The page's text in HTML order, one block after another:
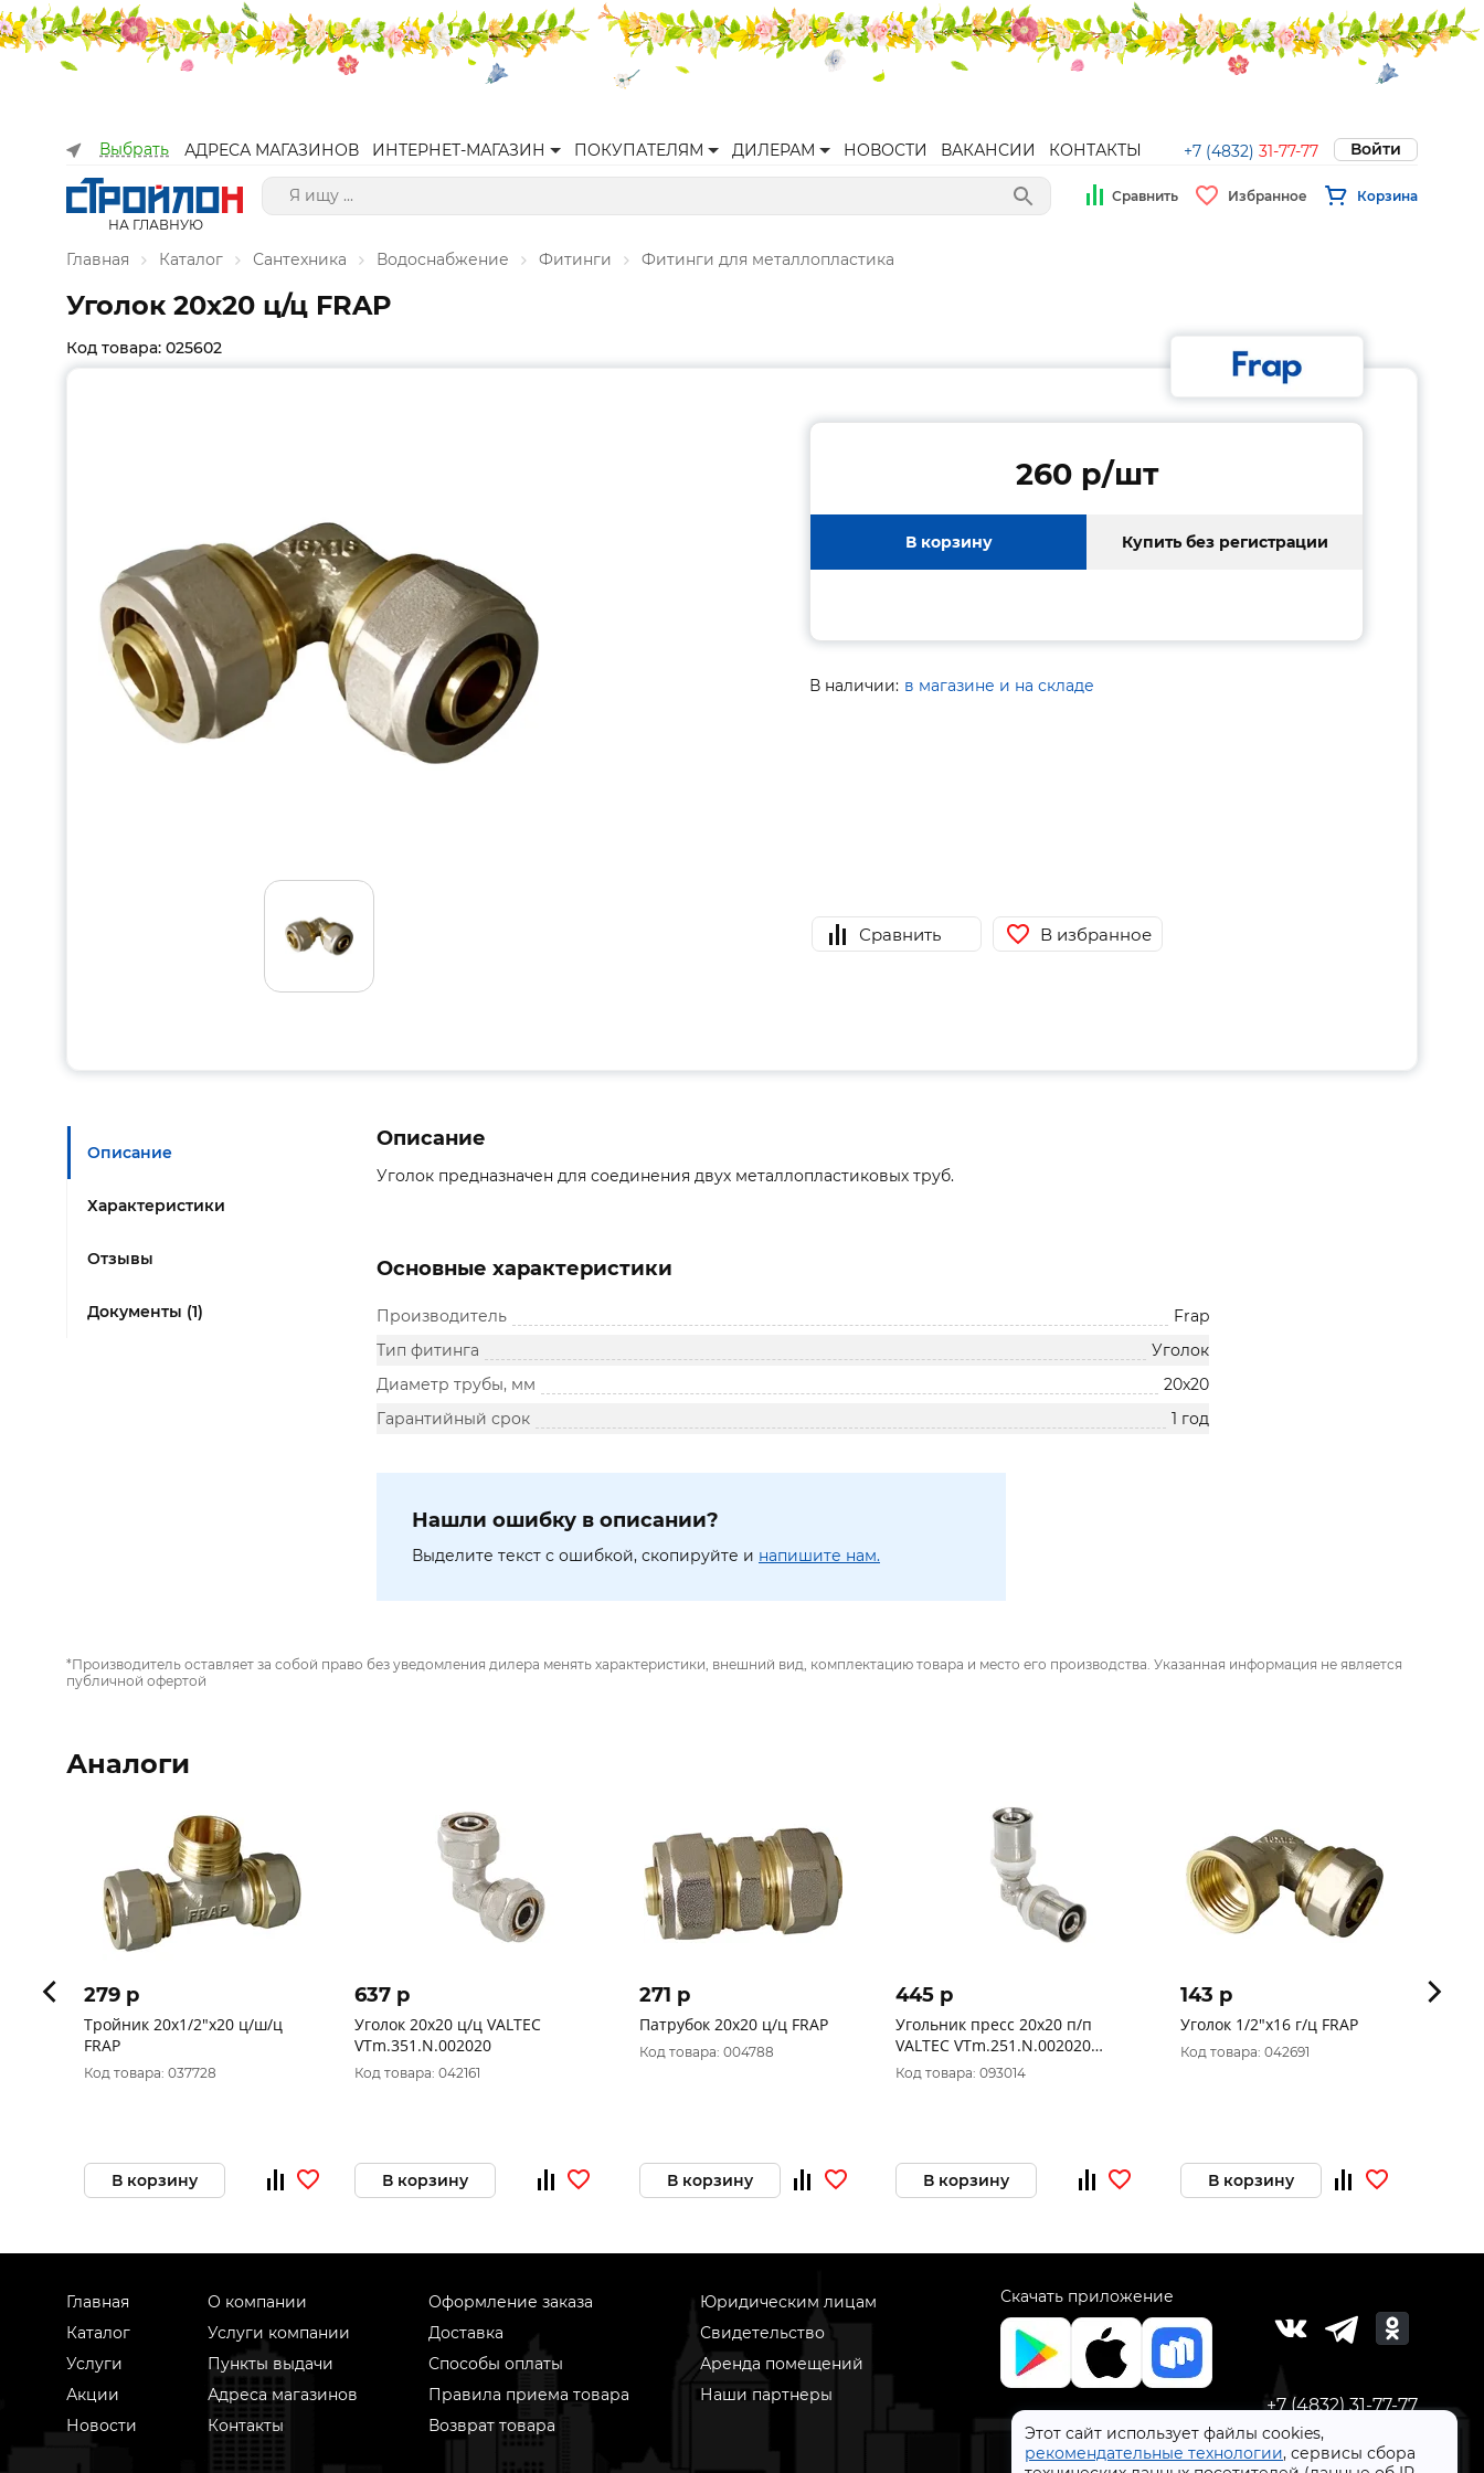
Выбрать АДРЕСА МАГАЗИНОВ ИНТЕРНЕТ-МАГАЗИН ПОКУПАТЕЛЯМ ДИЛЕРАМ НОВОСТИ ВАКАНСИИ КОНТАКТЫ +7 (4832) 31-77-77 Войти
НА ГЛАВНУЮ
Сравнить Избранное Корзина
Главная Каталог Сантехника Водоснабжение Фитинги Фитинги для металлопластика
Этот сайт использует файлы cookies,
рекомендательные технологии, сервисы сбора
Уголок 20х20 ц/ц FRAP
Код товара: 025602
260 p/шт
В корзину Купить без регистрации
В наличии: в магазине и на складе
Сравнить В избранное
Описание
Характеристики
Отзывы
Документы (1)
Описание
Уголок предназначен для соединения двух металлопластиковых труб.
Основные характеристики
Производитель
Frap
Тип фитинга
Уголок
Диаметр трубы, мм
20х20
Гарантийный срок
1 год
Нашли ошибку в описании?
Выделите текст с ошибкой, скопируйте и напишите нам.
*Производитель оставляет за собой право без уведомления дилера менять характеристики, внешний вид, комплектацию товара и место его производства. Указанная информация не является
публичной офертой
Аналоги
279 p
Тройник 20х1/2"х20 ц/ш/ц
FRAP
Код товара: 037728
В корзину
637 p
Уголок 20х20 ц/ц VALTEC
VTm.351.N.002020
Код товара: 042161
В корзину
271 p
Патрубок 20х20 ц/ц FRAP
Код товара: 004788
В корзину
445 p
Угольник пресс 20х20 п/п
VALTEC VTm.251.N.002020
уп./10шт.
Код товара: 093014
В корзину
143 p
Уголок 1/2"х16 г/ц FRAP
Код товара: 042691
В корзину
Главная
Каталог
Услуги
Акции
Новости
О компании
Услуги компании
Пункты выдачи
Адреса магазинов
Контакты
Оформление заказа
Доставка
Способы оплаты
Правила приема товара
Возврат товара
Юридическим лицам
Свидетельство
Аренда помещений
Наши партнеры
Скачать приложение
+7 (4832) 31-77-77